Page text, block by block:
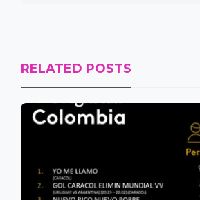
RELATED POSTS